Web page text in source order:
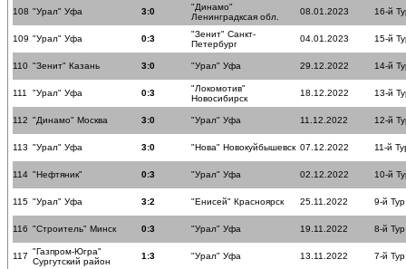
108 "Урал" Уфа 3:0
"Динамо"
Ленинградксая обл.
08.01.2023 16-й
109 "Урал" Уфа 0:3
"Зенит" Санкт-
Петербург
04.01.2023 15-й
110 "Зенит" Казань 3:0 "Урал" Уфа 29.12.2022 14-й
111 "Урал" Уфа 0:3
"Локомотив"
Новосибирск
18.12.2022 13-й
112 "Динамо" Москва 3:0 "Урал" Уфа 11.12.2022 12-й
113 "Урал" Уфа 3:0 "Нова" Новокуйбышевск 07.12.2022 11-й
114 "Нефтяник" 0:3 "Урал" Уфа 02.12.2022 10-й
115 "Урал" Уфа 3:2 "Енисей" Красноярск 25.11.2022 9-й Тур
116 "Строитель" Минск 0:3 "Урал" Уфа 19.11.2022 8-й Тур
117 "Газпром-Югра"
Сургутский район
1:3 "Урал" Уфа 13.11.2022 7-й Тур